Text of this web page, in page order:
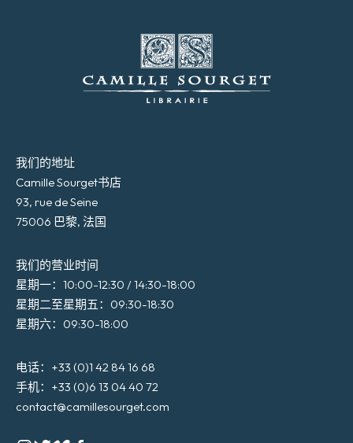
我们的地址
Camille Sourget书店
93, rue de Seine
75006 巴黎, 法国
我们的营业时间
星期一：10:00-12:30 / 14:30-18:00
星期二至星期五：09:30-18:30
星期六：09:30-18:00
电话：+33 (0)1 42 84 16 68
手机：+33 (0)6 13 04 40 72
contact@camillesourget.com